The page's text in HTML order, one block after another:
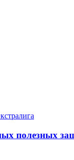
полезных